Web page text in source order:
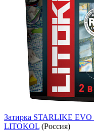
Затирка STARLIKE EVO
LITOKOL (Россия)